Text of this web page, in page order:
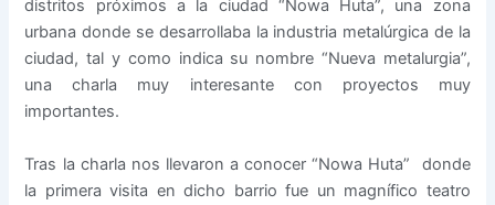
distritos próximos a la ciudad “Nowa Huta”, una zona
urbana donde se desarrollaba la industria metalúrgica de la
ciudad, tal y como indica su nombre “Nueva metalurgia”,
una charla muy interesante con proyectos muy
importantes.
Tras la charla nos llevaron a conocer “Nowa Huta” donde
la primera visita en dicho barrio fue un magnífico teatro